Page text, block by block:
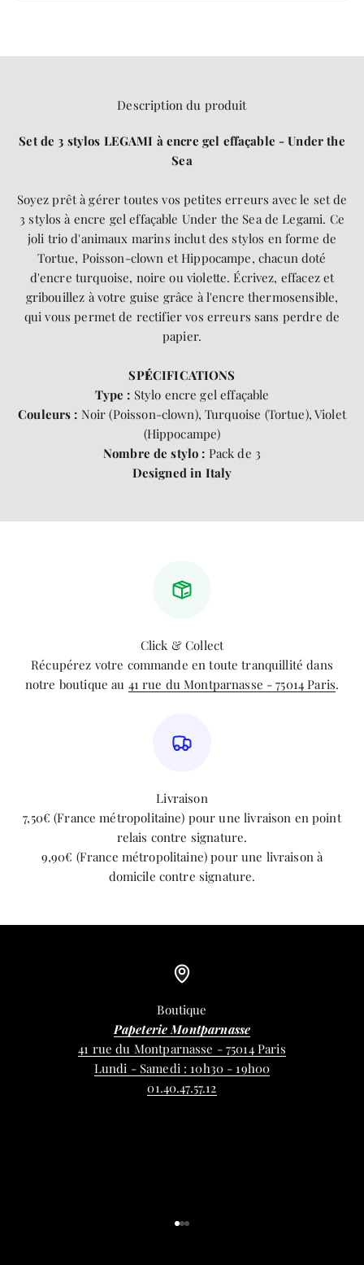
Description du produit
Set de 3 stylos LEGAMI à encre gel effaçable - Under the
Sea
Soyez prêt à gérer toutes vos petites erreurs avec le set de
3 stylos à encre gel effaçable Under the Sea de Legami. Ce
joli trio d'animaux marins inclut des stylos en forme de
Tortue, Poisson-clown et Hippocampe, chacun doté
d'encre turquoise, noire ou violette. Écrivez, effacez et
gribouillez à votre guise grâce à l'encre thermosensible,
qui vous permet de rectifier vos erreurs sans perdre de
papier.
SPÉCIFICATIONS
Type : Stylo encre gel effaçable
Couleurs : Noir (Poisson-clown), Turquoise (Tortue), Violet
(Hippocampe)
Nombre de stylo : Pack de 3
Designed in Italy
Click & Collect
Récupérez votre commande en toute tranquillité dans
notre boutique au 41 rue du Montparnasse - 75014 Paris.
Livraison
7,50€ (France métropolitaine) pour une livraison en point
relais contre signature.
9,90€ (France métropolitaine) pour une livraison à
domicile contre signature.
Boutique
Papeterie Montparnasse
41 rue du Montparnasse - 75014 Paris
Lundi - Samedi : 10h30 - 19h00
01.40.47.57.12